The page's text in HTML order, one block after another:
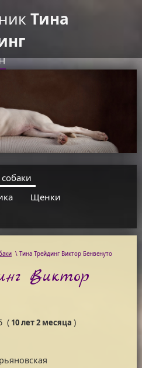
Тина
Щенки
\ Тина Трейдинг Виктор Бенвенуто
Виктор
(10 лет 2 месяца )